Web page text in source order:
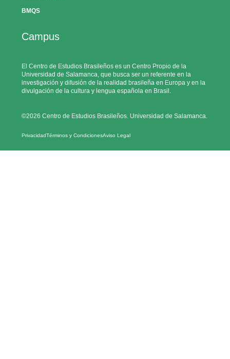
BMQS
Campus
El Centro de Estudios Brasileños es un Centro Propio de la
Universidad de Salamanca, que busca ser un referente en la
investigación y difusión de la realidad brasileña en Europa y en la
divulgación de la cultura y lengua española en Brasil.
©2026 Centro de Estudios Brasileños. Universidad de Salamanca.
PrivacidadTérminos y CondicionesAviso Legal